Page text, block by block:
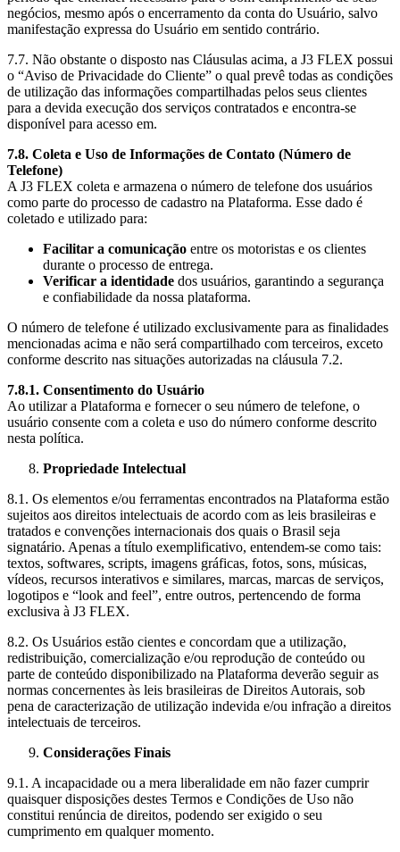
negócios, mesmo após o encerramento da conta do Usuário, salvo
manifestação expressa do Usuário em sentido contrário.
7.7. Não obstante o disposto nas Cláusulas acima, a J3 FLEX possui
o “Aviso de Privacidade do Cliente” o qual prevê todas as condições
de utilização das informações compartilhadas pelos seus clientes
para a devida execução dos serviços contratados e encontra-se
disponível para acesso em.
7.8. Coleta e Uso de Informações de Contato (Número de
Telefone)
A J3 FLEX coleta e armazena o número de telefone dos usuários
como parte do processo de cadastro na Plataforma. Esse dado é
coletado e utilizado para:
Facilitar a comunicação entre os motoristas e os clientes
durante o processo de entrega.
Verificar a identidade dos usuários, garantindo a segurança
e confiabilidade da nossa plataforma.
O número de telefone é utilizado exclusivamente para as finalidades
mencionadas acima e não será compartilhado com terceiros, exceto
conforme descrito nas situações autorizadas na cláusula 7.2.
7.8.1. Consentimento do Usuário
Ao utilizar a Plataforma e fornecer o seu número de telefone, o
usuário consente com a coleta e uso do número conforme descrito
nesta política.
Propriedade Intelectual
8.1. Os elementos e/ou ferramentas encontrados na Plataforma estão
sujeitos aos direitos intelectuais de acordo com as leis brasileiras e
tratados e convenções internacionais dos quais o Brasil seja
signatário. Apenas a título exemplificativo, entendem-se como tais:
textos, softwares, scripts, imagens gráficas, fotos, sons, músicas,
vídeos, recursos interativos e similares, marcas, marcas de serviços,
logotipos e “look and feel”, entre outros, pertencendo de forma
exclusiva à J3 FLEX.
8.2. Os Usuários estão cientes e concordam que a utilização,
redistribuição, comercialização e/ou reprodução de conteúdo ou
parte de conteúdo disponibilizado na Plataforma deverão seguir as
normas concernentes às leis brasileiras de Direitos Autorais, sob
pena de caracterização de utilização indevida e/ou infração a direitos
intelectuais de terceiros.
Considerações Finais
9.1. A incapacidade ou a mera liberalidade em não fazer cumprir
quaisquer disposições destes Termos e Condições de Uso não
constitui renúncia de direitos, podendo ser exigido o seu
cumprimento em qualquer momento.